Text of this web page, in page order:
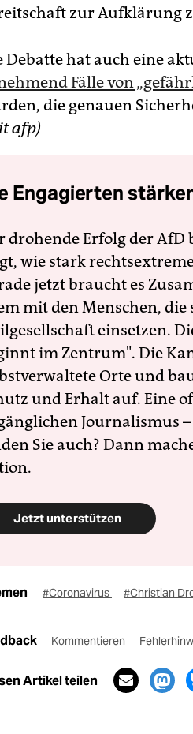
zur Aufklärung
Debatte hat auch eine
Fälle von
die genauen
afp)
Engagierten
drohende Erfolg der AfD
wie stark
jetzt braucht es
mit den Menschen,
einsetzen.
im Zentrum". Die
Orte und
und Erhalt auf. Eine
Journalismus
Sie auch? Dann
Jetzt unterstützen
#Coronavirus #Christian
Kommentieren
Artikel teilen